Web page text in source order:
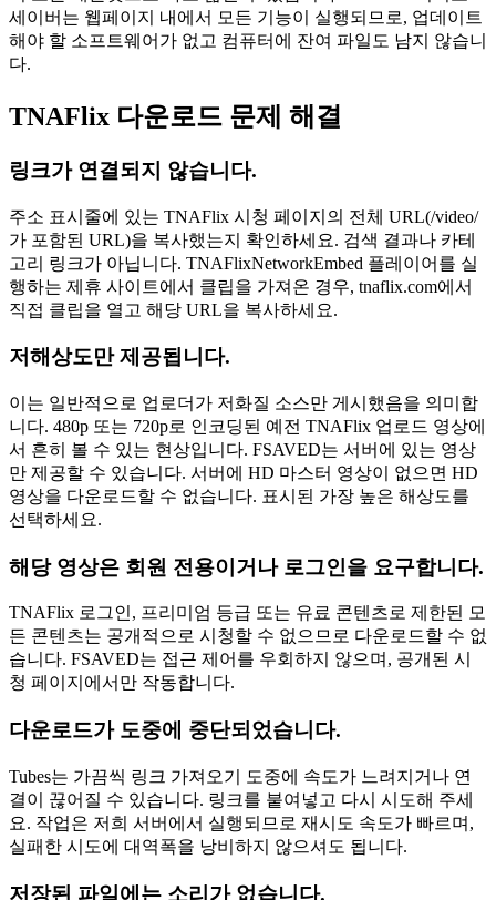
세이버는 웹페이지 내에서 모든 기능이 실행되므로, 업데이트
해야 할 소프트웨어가 없고 컴퓨터에 잔여 파일도 남지 않습니
다.
TNAFlix 다운로드 문제 해결
링크가 연결되지 않습니다.
주소 표시줄에 있는 TNAFlix 시청 페이지의 전체 URL(/video/
가 포함된 URL)을 복사했는지 확인하세요. 검색 결과나 카테
고리 링크가 아닙니다. TNAFlixNetworkEmbed 플레이어를 실
행하는 제휴 사이트에서 클립을 가져온 경우, tnaflix.com에서
직접 클립을 열고 해당 URL을 복사하세요.
저해상도만 제공됩니다.
이는 일반적으로 업로더가 저화질 소스만 게시했음을 의미합
니다. 480p 또는 720p로 인코딩된 예전 TNAFlix 업로드 영상에
서 흔히 볼 수 있는 현상입니다. FSAVED는 서버에 있는 영상
만 제공할 수 있습니다. 서버에 HD 마스터 영상이 없으면 HD
영상을 다운로드할 수 없습니다. 표시된 가장 높은 해상도를
선택하세요.
해당 영상은 회원 전용이거나 로그인을 요구합니다.
TNAFlix 로그인, 프리미엄 등급 또는 유료 콘텐츠로 제한된 모
든 콘텐츠는 공개적으로 시청할 수 없으므로 다운로드할 수 없
습니다. FSAVED는 접근 제어를 우회하지 않으며, 공개된 시
청 페이지에서만 작동합니다.
다운로드가 도중에 중단되었습니다.
Tubes는 가끔씩 링크 가져오기 도중에 속도가 느려지거나 연
결이 끊어질 수 있습니다. 링크를 붙여넣고 다시 시도해 주세
요. 작업은 저희 서버에서 실행되므로 재시도 속도가 빠르며,
실패한 시도에 대역폭을 낭비하지 않으셔도 됩니다.
저장된 파일에는 소리가 없습니다.